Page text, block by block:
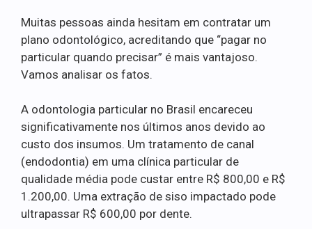
Muitas pessoas ainda hesitam em contratar um
plano odontológico, acreditando que “pagar no
particular quando precisar” é mais vantajoso.
Vamos analisar os fatos.
A odontologia particular no Brasil encareceu
significativamente nos últimos anos devido ao
custo dos insumos. Um tratamento de canal
(endodontia) em uma clínica particular de
qualidade média pode custar entre R$ 800,00 e R$
1.200,00. Uma extração de siso impactado pode
ultrapassar R$ 600,00 por dente.